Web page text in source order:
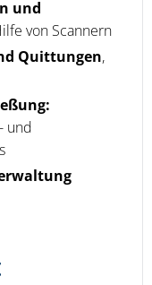
und
von Scannern
Quittungen,
und